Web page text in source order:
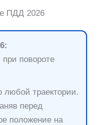
ПДД 2026
повороте
любой траектории.
перед
положение на